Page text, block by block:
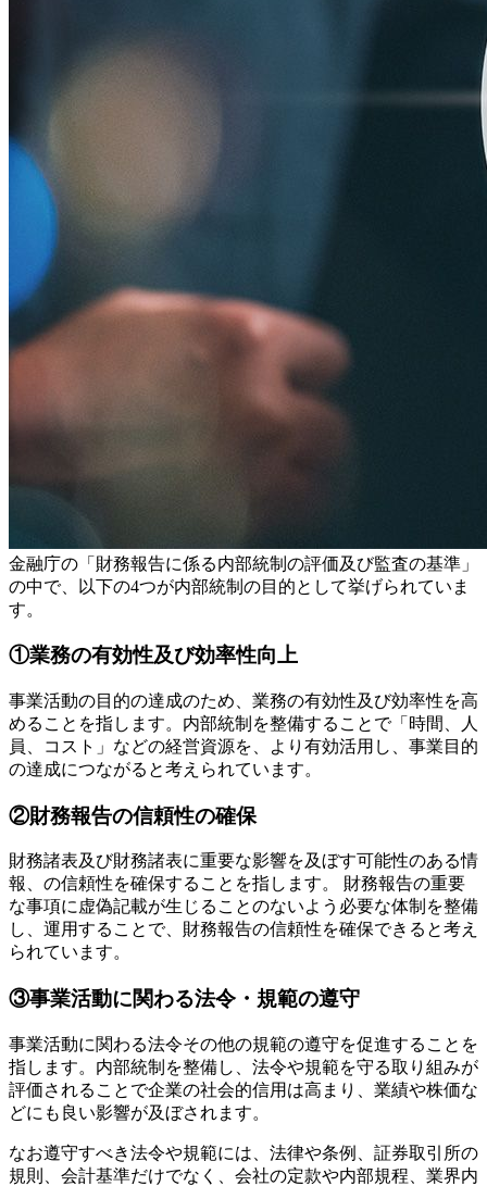
金融庁の「財務報告に係る内部統制の評価及び監査の基準」
の中で、以下の4つが内部統制の目的として挙げられていま
す。
①業務の有効性及び効率性向上
事業活動の目的の達成のため、業務の有効性及び効率性を高
めることを指します。内部統制を整備することで「時間、人
員、コスト」などの経営資源を、より有効活用し、事業目的
の達成につながると考えられています。
②財務報告の信頼性の確保
財務諸表及び財務諸表に重要な影響を及ぼす可能性のある情
報、の信頼性を確保することを指します。 財務報告の重要
な事項に虚偽記載が生じることのないよう必要な体制を整備
し、運用することで、財務報告の信頼性を確保できると考え
られています。
③事業活動に関わる法令・規範の遵守
事業活動に関わる法令その他の規範の遵守を促進することを
指します。内部統制を整備し、法令や規範を守る取り組みが
評価されることで企業の社会的信用は高まり、業績や株価な
どにも良い影響が及ぼされます。
なお遵守すべき法令や規範には、法律や条例、証券取引所の
規則、会計基準だけでなく、会社の定款や内部規程、業界内